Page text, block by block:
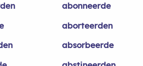
abonneerde
aborteerden
absorbeerde